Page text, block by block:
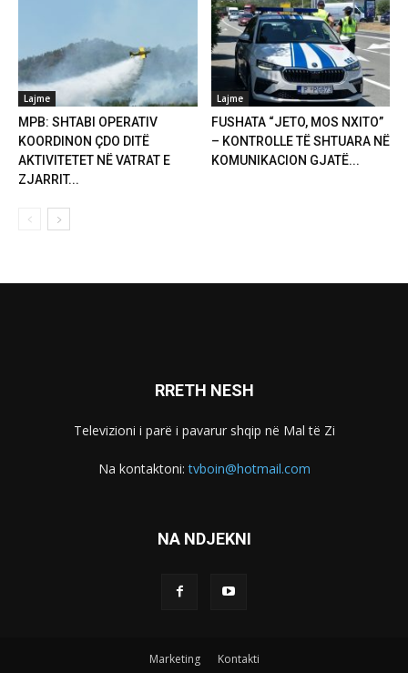
Lajme
MPB: SHTABI OPERATIV
KOORDINON ÇDO DITË
AKTIVITETET NË VATRAT E
ZJARRIT...
Lajme
FUSHATA “JETO, MOS NXITO”
– KONTROLLE TË SHTUARA NË
KOMUNIKACION GJATË...
RRETH NESH
Televizioni i parë i pavarur shqip në Mal të Zi
Na kontaktoni:tvboin@hotmail.com
NA NDJEKNI
Marketing Kontakti